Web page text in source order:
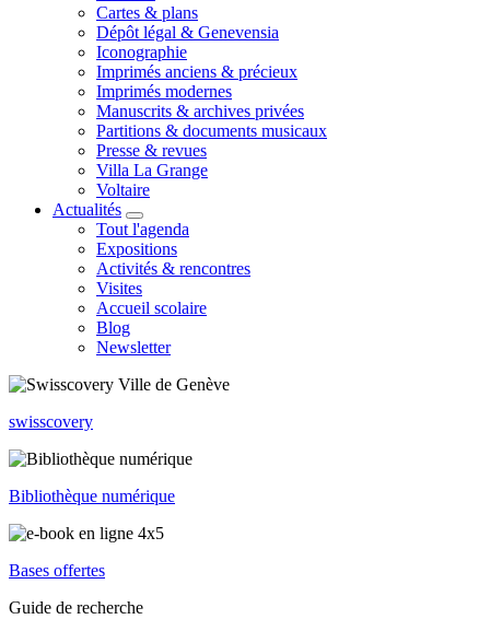
Cartes & plans
Dépôt légal & Genevensia
Iconographie
Imprimés anciens & précieux
Imprimés modernes
Manuscrits & archives privées
Partitions & documents musicaux
Presse & revues
Villa La Grange
Voltaire
Actualités
Tout l'agenda
Expositions
Activités & rencontres
Visites
Accueil scolaire
Blog
Newsletter
swisscovery
Bibliothèque numérique
Bases offertes
Guide de recherche